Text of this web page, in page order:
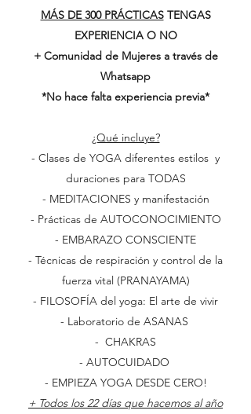
MÁS DE 300 PRÁCTICASTENGAS
EXPERIENCIA O NO
+ Comunidad de Mujeres a través de
Whatsapp
*No hace falta experiencia previa*
¿Qué incluye?
- Clases de YOGA diferentes estilos y
duraciones para TODAS
- MEDITACIONES y manifestación
- Prácticas de AUTOCONOCIMIENTO
- EMBARAZO CONSCIENTE
- Técnicas de respiración y control de la
fuerza vital (PRANAYAMA)
- FILOSOFÍA del yoga: El arte de vivir
- Laboratorio de ASANAS
- CHAKRAS
- AUTOCUIDADO
- EMPIEZA YOGA DESDE CERO!
+ Todos los 22 días que hacemos al año